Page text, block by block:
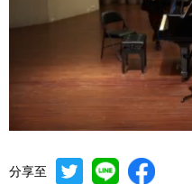
分享至